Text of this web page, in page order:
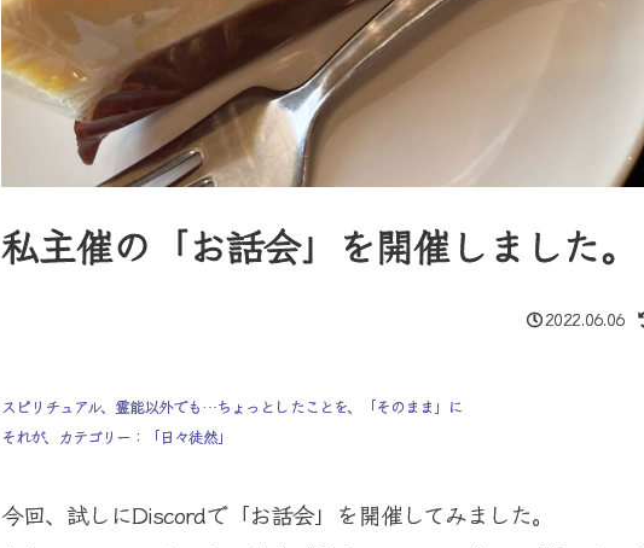
私主催の「お話会」を開催しました。
2022.06.06
スピリチュアル、霊能以外でも…ちょっとしたことを、「そのまま」に
それが、カテゴリー：「日々徒然」
今回、試しにDiscordで「お話会」を開催してみました。